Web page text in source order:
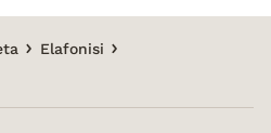
Elafonisi